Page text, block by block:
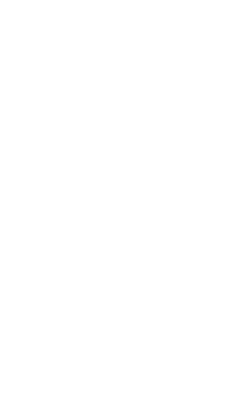
気に入りました。 発送も早く、
いたようで安心いたしまし